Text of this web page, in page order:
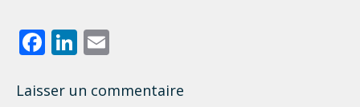
Facebook
LinkedIn
Laisser un commentaire